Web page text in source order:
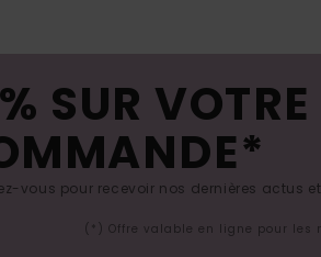
SUR
vous pour recevoir nos dernières actus
(*) Offre valable en ligne pour les